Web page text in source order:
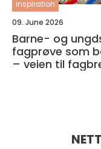
inspiration
09. June 2026
Barne- og
fagprøve som
– veien til